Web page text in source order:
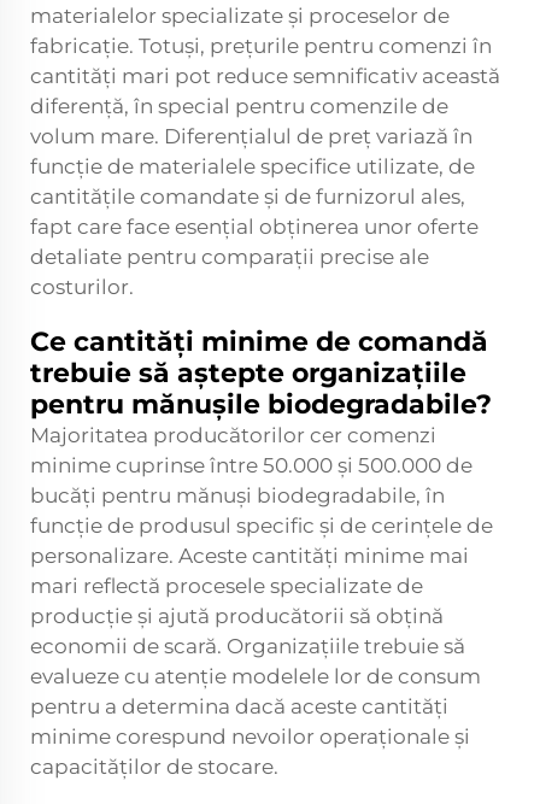
materialelor specializate și proceselor de
fabricație. Totuși, prețurile pentru comenzi în
cantități mari pot reduce semnificativ această
diferență, în special pentru comenzile de
volum mare. Diferențialul de preț variază în
funcție de materialele specifice utilizate, de
cantitățile comandate și de furnizorul ales,
fapt care face esențial obținerea unor oferte
detaliate pentru comparații precise ale
costurilor.
Ce cantități minime de comandă
trebuie să aștepte organizațiile
pentru mănușile biodegradabile?
Majoritatea producătorilor cer comenzi
minime cuprinse între 50.000 și 500.000 de
bucăți pentru mănuși biodegradabile, în
funcție de produsul specific și de cerințele de
personalizare. Aceste cantități minime mai
mari reflectă procesele specializate de
producție și ajută producătorii să obțină
economii de scară. Organizațiile trebuie să
evalueze cu atenție modelele lor de consum
pentru a determina dacă aceste cantități
minime corespund nevoilor operaționale și
capacităților de stocare.